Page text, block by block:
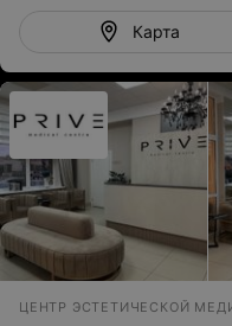
Карта
ЦЕНТР ЭСТЕТИЧЕСКОЙ